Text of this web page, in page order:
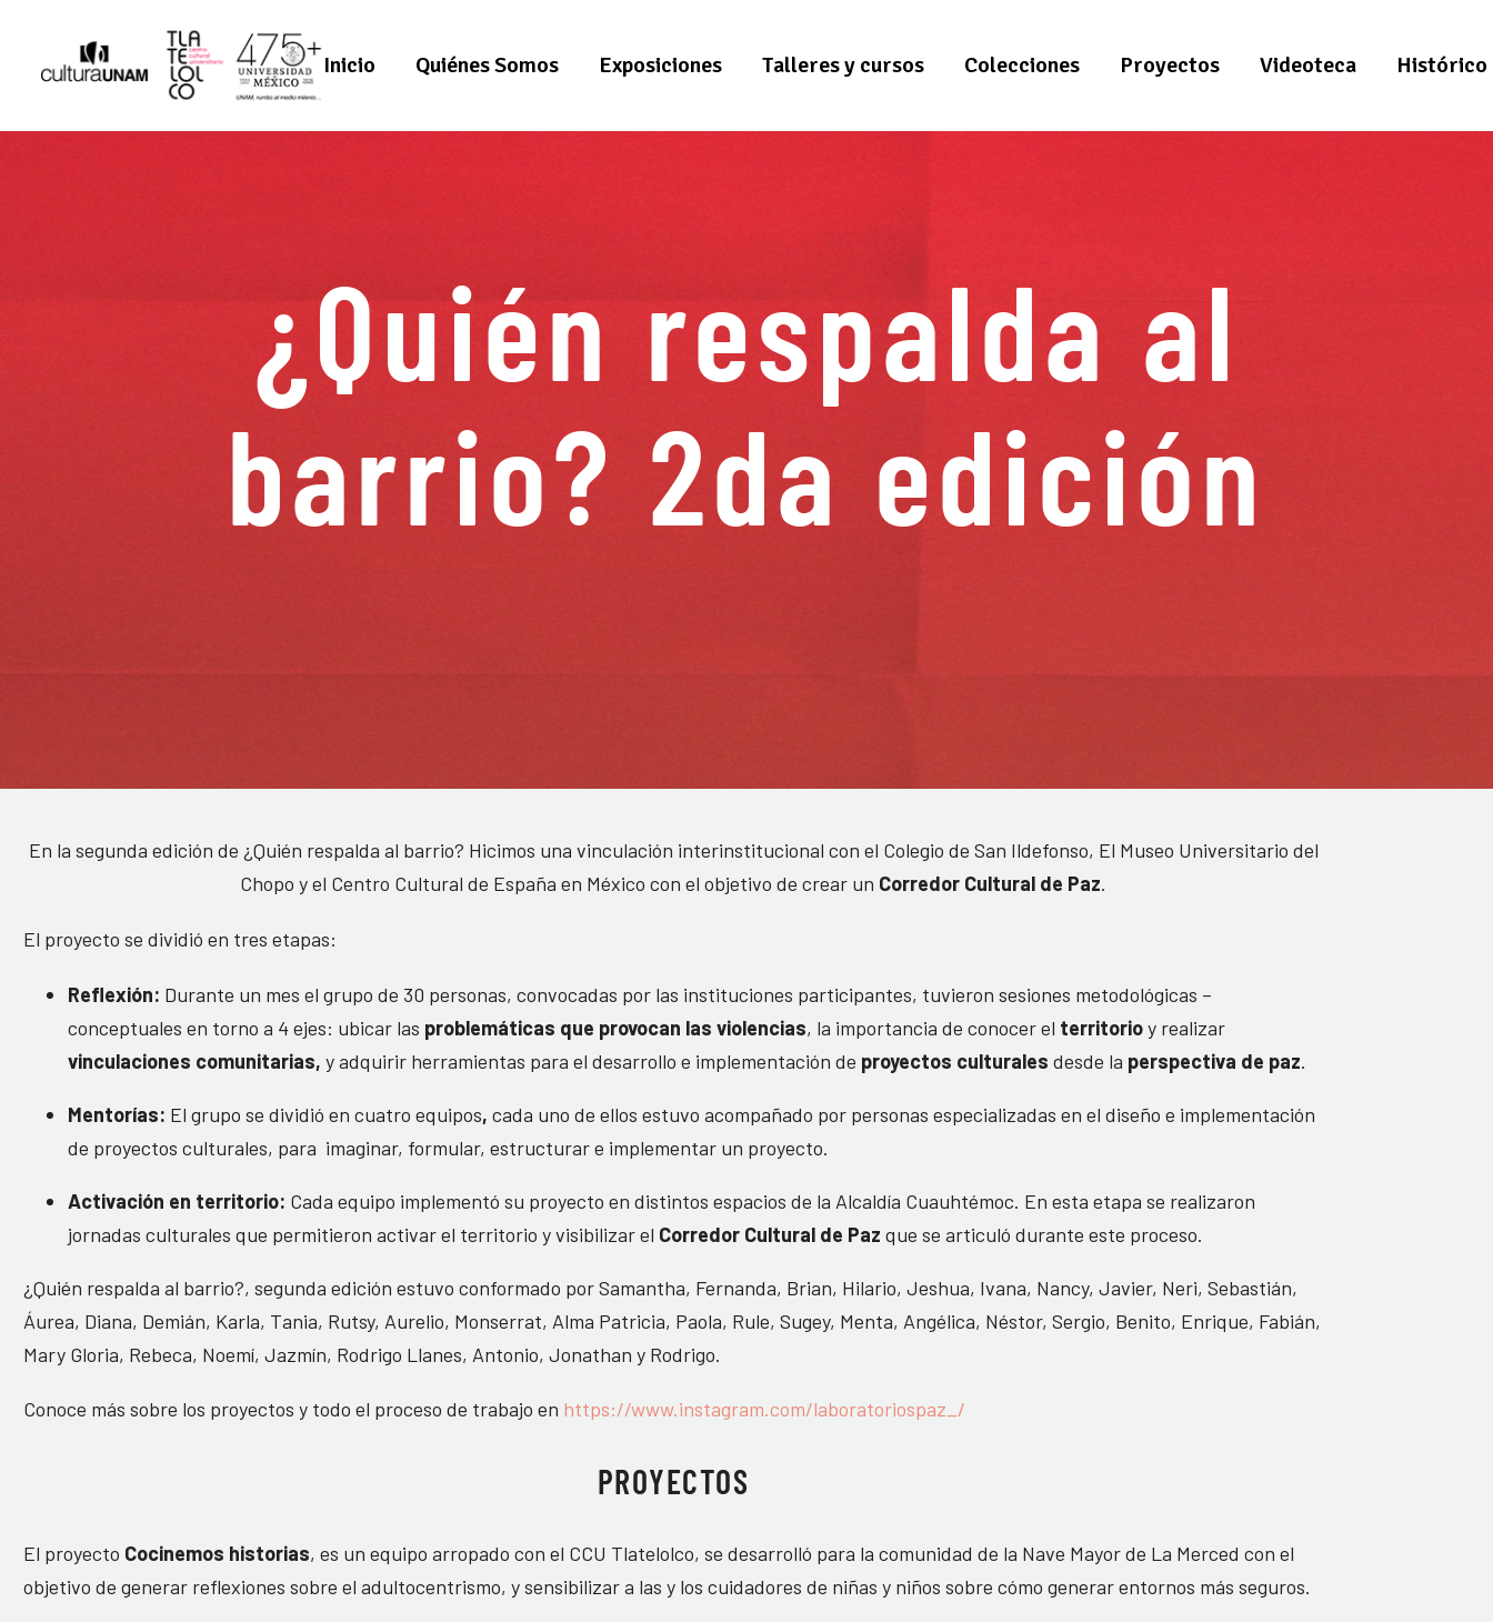
Inicio Quiénes Somos Exposiciones Talleres y cursos Colecciones Proyectos Videoteca Histórico
¿Quién respalda al
barrio? 2da edición
En la segunda edición de ¿Quién respalda al barrio? Hicimos una vinculación interinstitucional con el Colegio de San Ildefonso, El Museo Universitario del
Chopo y el Centro Cultural de España en México con el objetivo de crear un Corredor Cultural de Paz.
El proyecto se dividió en tres etapas:
Reflexión: Durante un mes el grupo de 30 personas, convocadas por las instituciones participantes, tuvieron sesiones metodológicas –
conceptuales en torno a 4 ejes: ubicar las problemáticas que provocan las violencias, la importancia de conocer el territorioy realizar
vinculaciones comunitarias, y adquirir herramientas para el desarrollo e implementación de proyectos culturales desde la perspectiva de paz.
Mentorías: El grupo se dividió en cuatro equipos, cada uno de ellos estuvo acompañado por personas especializadas en el diseño e implementación
de proyectos culturales, para imaginar, formular, estructurar e implementar un proyecto.
Activación en territorio: Cada equipo implementó su proyecto en distintos espacios de la Alcaldía Cuauhtémoc. En esta etapa se realizaron
jornadas culturales que permitieron activar el territorio y visibilizar el Corredor Cultural de Paz que se articuló durante este proceso.
¿Quién respalda al barrio?, segunda edición estuvo conformado por Samantha, Fernanda, Brian, Hilario, Jeshua, Ivana, Nancy, Javier, Neri, Sebastián,
Áurea, Diana, Demián, Karla, Tania, Rutsy, Aurelio, Monserrat, Alma Patricia, Paola, Rule, Sugey, Menta, Angélica, Néstor, Sergio, Benito, Enrique, Fabián,
Mary Gloria, Rebeca, Noemí, Jazmín, Rodrigo Llanes, Antonio, Jonathan y Rodrigo.
Conoce más sobre los proyectos y todo el proceso de trabajo en https://www.instagram.com/laboratoriospaz_/
PROYECTOS
El proyecto Cocinemos historias, es un equipo arropado con el CCU Tlatelolco, se desarrolló para la comunidad de la Nave Mayor de La Merced con el
objetivo de generar reflexiones sobre el adultocentrismo, y sensibilizar a las y los cuidadores de niñas y niños sobre cómo generar entornos más seguros.